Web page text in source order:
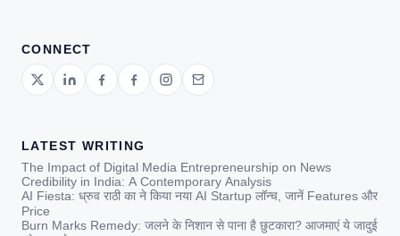
CONNECT
LATEST WRITING
The Impact of Digital Media Entrepreneurship on News
Credibility in India: A Contemporary Analysis
AI Fiesta: ध्रुव राठी का ने किया नया AI Startup लॉन्च, जानें Features और
Price
Burn Marks Remedy: जलने के निशान से पाना है छुटकारा? आजमाएं ये जादुई